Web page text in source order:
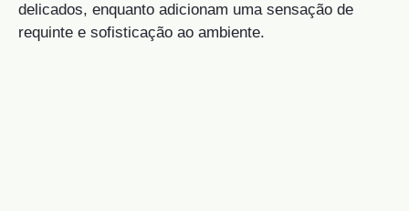
delicados, enquanto adicionam uma sensação de
requinte e sofisticação ao ambiente.